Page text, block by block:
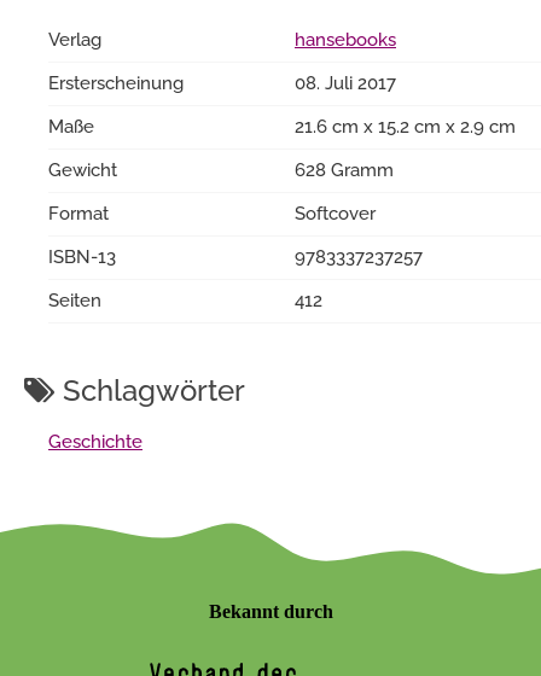
Verlag
hansebooks
Ersterscheinung
08. Juli 2017
Maße
21.6 cm x 15.2 cm x 2.9 cm
Gewicht
628 Gramm
Format
Softcover
ISBN-13
9783337237257
Seiten
412
Schlagwörter
Geschichte
Bekannt durch